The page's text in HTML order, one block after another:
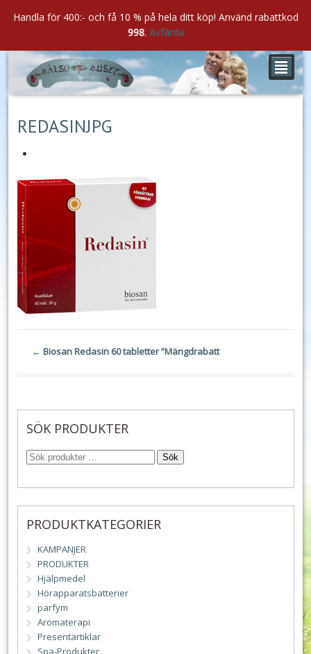
²
REDASINJPG
← Biosan Redasin 60 tabletter ”Mängdrabatt
SÖK PRODUKTER
Sök
PRODUKTKATEGORIER
KAMPANJER
PRODUKTER
Hjälpmedel
Hörapparatsbatterier
parfym
Aromaterapi
Presentartiklar
Spa-Produkter
Handla för 400:- och få 10 % på hela ditt köp! Använd rabattkod
998. Avfärda